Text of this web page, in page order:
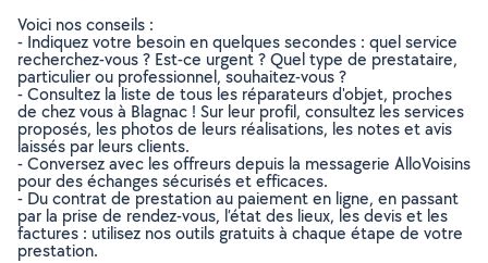
Voici nos conseils :
- Indiquez votre besoin en quelques secondes : quel service
recherchez-vous ? Est-ce urgent ? Quel type de prestataire,
particulier ou professionnel, souhaitez-vous ?
- Consultez la liste de tous les réparateurs d'objet, proches
de chez vous à Blagnac ! Sur leur profil, consultez les services
proposés, les photos de leurs réalisations, les notes et avis
laissés par leurs clients.
- Conversez avec les offreurs depuis la messagerie AlloVoisins
pour des échanges sécurisés et efficaces.
- Du contrat de prestation au paiement en ligne, en passant
par la prise de rendez-vous, l’état des lieux, les devis et les
factures : utilisez nos outils gratuits à chaque étape de votre
prestation.